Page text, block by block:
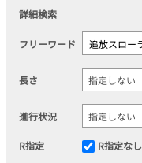
詳細検索
フリーワード
長さ
進行状況
R指定 R指定なし